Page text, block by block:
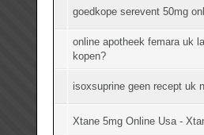
goedkope serevent 50mg
online apotheek femara uk
kopen?
isoxsuprine geen recept uk
Xtane 5mg Online Usa -